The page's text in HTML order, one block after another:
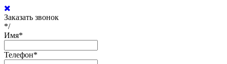
Заказать звонок
*/
Имя*
Телефон*